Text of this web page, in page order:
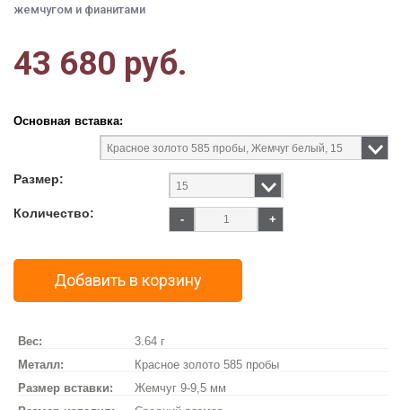
жемчугом и фианитами
43 680 руб.
Основная вставка:
Размер:
Количество: - +
Добавить в корзину
Вес:
3.64 г
Металл:
Красное золото 585 пробы
Размер вставки:
Жемчуг 9-9,5 мм